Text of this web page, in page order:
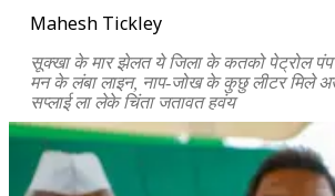
Mahesh Tickley
सूक्खा के मार झेलत ये जिला के कतको पेट्रोल पंप
मन के लंबा लाइन, नाप-जोख के कुछु लीटर मिले
सप्लाई ला लेके चिंता जतावत हवंय